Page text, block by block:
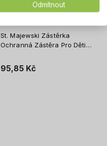
St. Majewski Zástěrka
Ochranná Zástěra Pro Děti
Kuchyňská Kuromi
95,85 Kč
Odmítnout